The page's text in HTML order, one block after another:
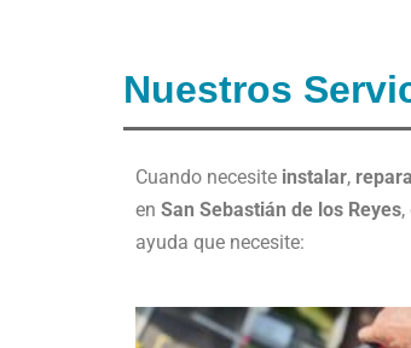
Nuestros
Cuando necesite instalar,
en San Sebastián de los Reyes
ayuda que necesite: